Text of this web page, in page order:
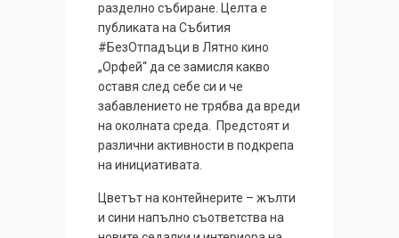
разделно събиране. Целта е
публиката на Събития
#БезОтпадъци в Лятно кино
„Орфей“ да се замисля какво
оставя след себе си и че
забавлението не трябва да вреди
на околната среда. Предстоят и
различни активности в подкрепа
на инициативата.
Цветът на контейнерите – жълти
и сини напълно съответства на